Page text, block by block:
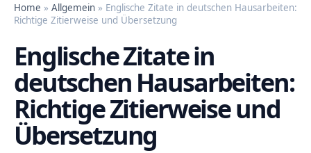
Home » Allgemein » Englische Zitate in deutschen Hausarbeiten:
Richtige Zitierweise und Übersetzung
Englische Zitate in
deutschen Hausarbeiten:
Richtige Zitierweise und
Übersetzung